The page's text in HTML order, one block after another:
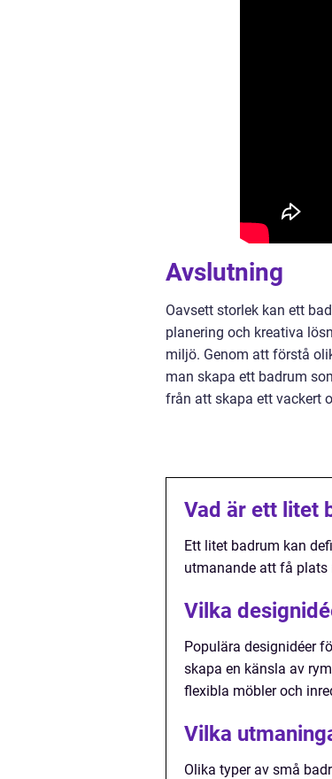
Avslutning
Oavsett storlek kan ett
planering och kreativa
miljö. Genom att förstå
man skapa ett badrum
från att skapa ett vackert
Vad är ett litet
Ett litet badrum kan
utmanande att få
Vilka
Populära designidéer
skapa en känsla av
flexibla möbler och
Vilka
Olika typer av små